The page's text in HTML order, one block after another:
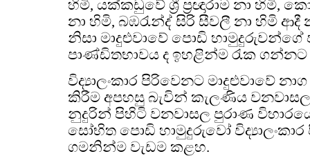
හිමි, යක්කඩුවේ ශ්‍රී ප්‍රඥාරාම නා හිමි,
නා හිමි, බඹරැන්ද් සිරි සීවලී නා හිමි
නිසා මාදුළුවාවේ පොඩි හාමුදුරුවන්ගේ
පාණ්ඩිතභාවය ද ඉහළින්ම රැක ගන්නට
විද්‍යාලංකාර පිරිවෙනට මාදුළුවාවේ
කිරීම අපහසු බැවින් කැලණිය වනවාසල
නුදුරින් පිහිටි වනවාසල පුරාණ
සෝභිත පොඩි හාමුදුරුවෝ විද්‍යාලංකාර
ගමනින්ම වැඩම කළහ.